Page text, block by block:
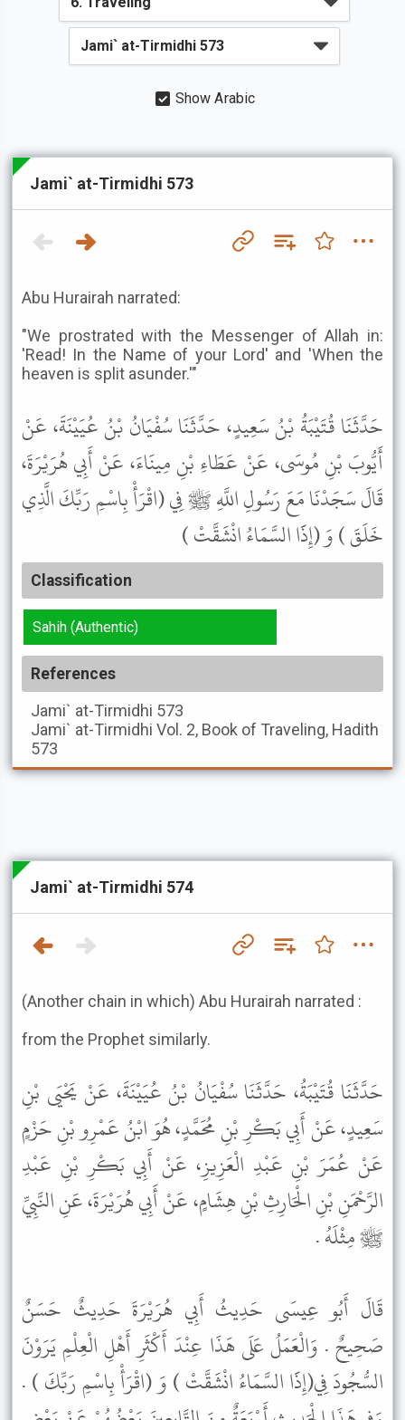
Show Arabic
Jami` at-Tirmidhi 573
Abu Hurairah narrated:
"We prostrated with the Messenger of Allah in:
'Read! In the Name of your Lord' and 'When the
heaven is split asunder.'"
حَدَّثَنَا قُتَيْبَةُ بْنُ سَعِيدٍ، حَدَّثَنَا سُفْيَانُ بْنُ عُيَيْنَةَ، عَنْ
أَيُّوبَ بْنِ مُوسَى، عَنْ عَطَاءِ بْنِ مِينَاءَ، عَنْ أَبِي هُرَيْرَةَ،
قَالَ سَجَدْنَا مَعَ رَسُولِ اللَّهِ ﷺ فِي (اقْرَأْ بِاسْمِ رَبِّكَ الَّذِي
خَلَقَ ) وَ (إِذََا السَّمَاءُ انْشَقَّتْ )
Classification
Sahih (Authentic)
References
Jami` at-Tirmidhi 573
Jami` at-Tirmidhi Vol. 2, Book of Traveling, Hadith
573
Jami` at-Tirmidhi 574
(Another chain in which) Abu Hurairah narrated :
from the Prophet similarly.
حَدَّثَنَا قُتَيْبَةُ، حَدَّثَنَا سُفْيَانُ بْنُ عُيَيْنَةَ، عَنْ يَحْيَى بْنِ
سَعِيدٍ، عَنْ أَبِي بَكْرِ بْنِ مُحَمَّدٍ، هُوَ ابْنُ عَمْرِو بْنِ حَزْمٍ
عَنْ عُمَرَ بْنِ عَبْدِ الْعَزِيزِ، عَنْ أَبِي بَكْرِ بْنِ عَبْدِ
الرَّحْمَنِ بْنِ الْحَارِثِ بْنِ هِشَامٍ، عَنْ أَبِي هُرَيْرَةَ، عَنِ النَّبِيِّ
ﷺ مِثْلَهُ .
قَالَ أَبُو عِيسَى حَدِيثُ أَبِي هُرَيْرَةَ حَدِيثٌ حَسَنٌ
صَحِيحٌ . وَالْعَمَلُ عَلَى هَذَا عِنْدَ أَكْثَرِ أَهْلِ الْعِلْمِ يَرَوْنَ
السُّجُودَ فِي(إِذََا السَّمَاءُ انْشَقَّتْ ) وَ (اقْرَأْ بِاسْمِ رَبِّكَ ) .